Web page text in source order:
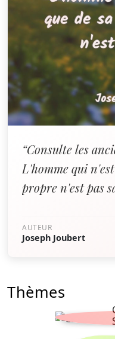
“Consulte les
L'homme qui n'est
propre n'est pas
AUTEUR
Joseph Joubert
Thèmes